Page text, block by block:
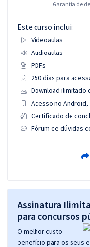
Garantia de
Este curso inclui:
Videoaulas
Audioaulas
PDFs
250 dias para
Download ilimitado
Acesso no Android,
Certificado de
Fórum de dúvidas
Assinatura
para concursos
O melhor custo
benefício para os seus